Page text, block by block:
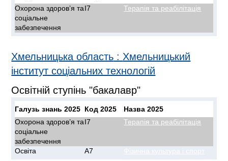
Охорона здоров’я та
соціальне
забезпечення
I7 Терапія та реабілітація
Хмельницька область : Хмельницький
інститут соціальних технологій
Освітній ступінь "бакалавр"
Галузь знань 2025 Код 2025
Назва 2025
Охорона здоров’я та
соціальне
забезпечення
I7 Терапія та реабілітація
Освіта A7